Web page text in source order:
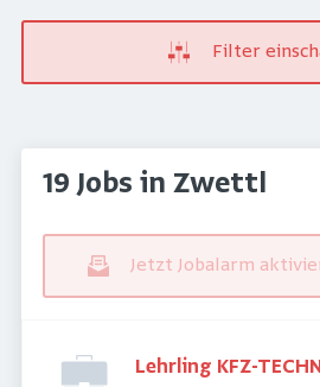
Filter
19 Jobs in Zwettl
Jetzt Jobalarm
Lehrling KFZ-